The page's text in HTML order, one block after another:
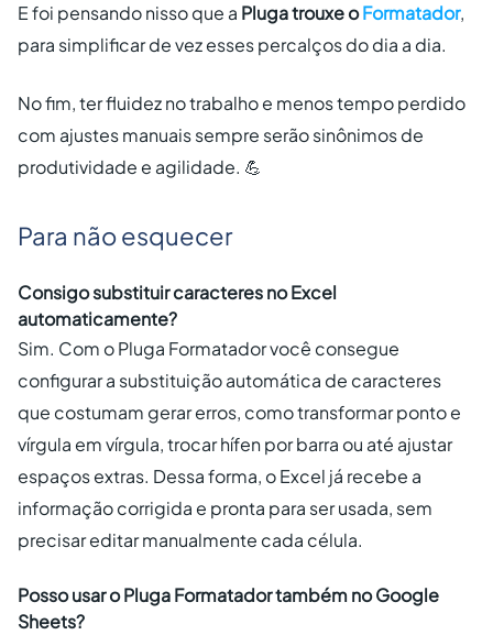
E foi pensando nisso que a Pluga trouxe oFormatador,
para simplificar de vez esses percalços do dia a dia.
No fim, ter fluidez no trabalho e menos tempo perdido
com ajustes manuais sempre serão sinônimos de
produtividade e agilidade. 💪
Para não esquecer
Consigo substituir caracteres no Excel
automaticamente?
Sim. Com o Pluga Formatador você consegue
configurar a substituição automática de caracteres
que costumam gerar erros, como transformar ponto e
vírgula em vírgula, trocar hífen por barra ou até ajustar
espaços extras. Dessa forma, o Excel já recebe a
informação corrigida e pronta para ser usada, sem
precisar editar manualmente cada célula.
Posso usar o Pluga Formatador também no Google
Sheets?